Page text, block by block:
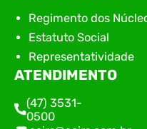
Regimento dos
Estatuto Social
Representatividade
ATENDIMENTO
(47) 3531-
0500